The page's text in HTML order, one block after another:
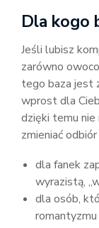
Dla kogo
Jeśli lubisz
zarówno
tego baza jest
wprost dla
dzięki temu nie
zmieniać
dla fanek
wyrazistą,
dla osób,